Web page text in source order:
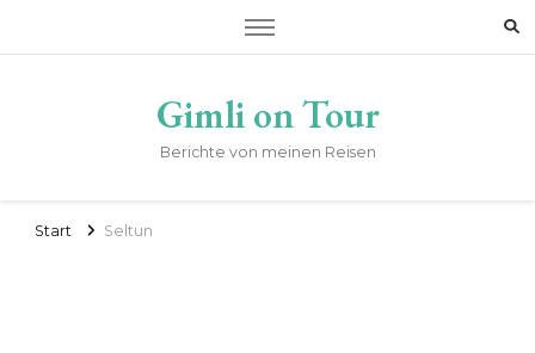
Gimli on Tour
Berichte von meinen Reisen
Start Seltun